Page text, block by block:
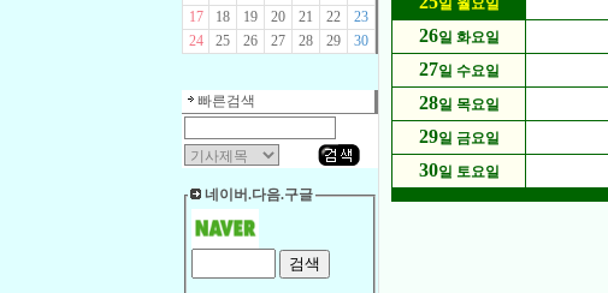
17
18 19 20 21 22
23
24
25 26 27 28 29 30
빠른검색
네이버.다음.구글
일 월요일
26일 화요일
27일 수요일
28일 목요일
29일 금요일
30일 토요일